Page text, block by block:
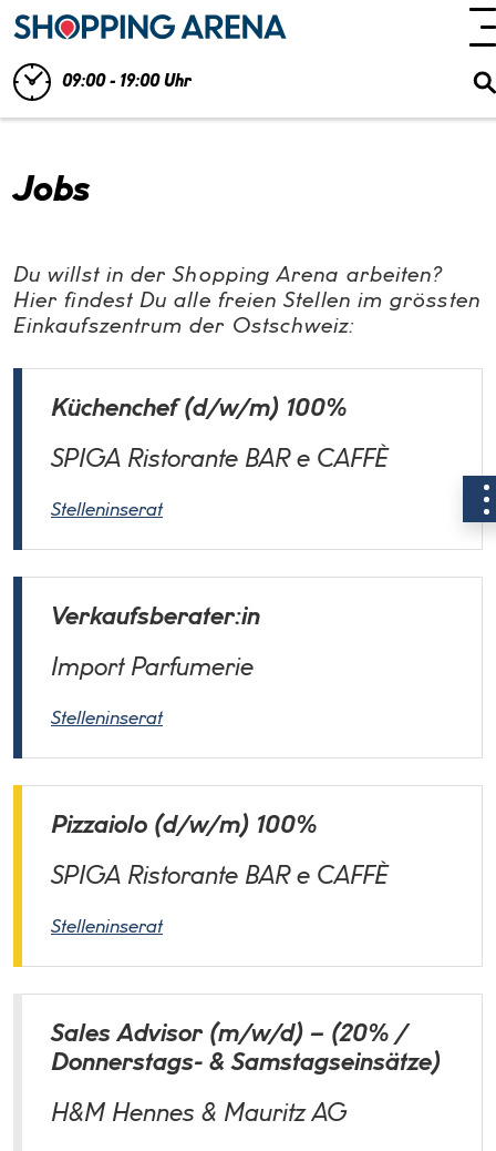
09:00 - 19:00 Uhr
Jobs
Du willst in der Shopping Arena arbeiten?
Hier findest Du alle freien Stellen im grössten
Einkaufszentrum der Ostschweiz:
Küchenchef (d/w/m) 100%
SPIGA Ristorante BAR e CAFFÈ
Stelleninserat
Verkaufsberater:in
Import Parfumerie
Stelleninserat
Pizzaiolo (d/w/m) 100%
SPIGA Ristorante BAR e CAFFÈ
Stelleninserat
Sales Advisor (m/w/d) – (20% /
Donnerstags- & Samstagseinsätze)
H&M Hennes & Mauritz AG